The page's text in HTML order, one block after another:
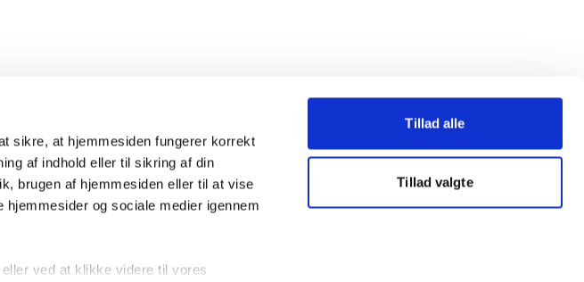
sikre, at hjemmesiden fungerer korrekt
af indhold eller til sikring af din
brugen af hjemmesiden eller til at vise
og sociale medier igennem
ved at klikke videre til vores
Tillad alle
Tillad valgte